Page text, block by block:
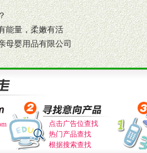
商业信誉和资
内良好的终端
业务团队能力
并为之提供
的市场操作意
能量，柔嫩有活
母婴用品有限公司
点击广告位查找
热门产品查找
根据搜索查找